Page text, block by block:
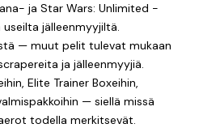
ja Star Wars: Unlimited -
jälleenmyyjiltä.
— muut pelit tulevat mukaan
ja jälleenmyyjiä.
Elite Trainer Boxeihin,
— siellä missä
todella merkitsevät.